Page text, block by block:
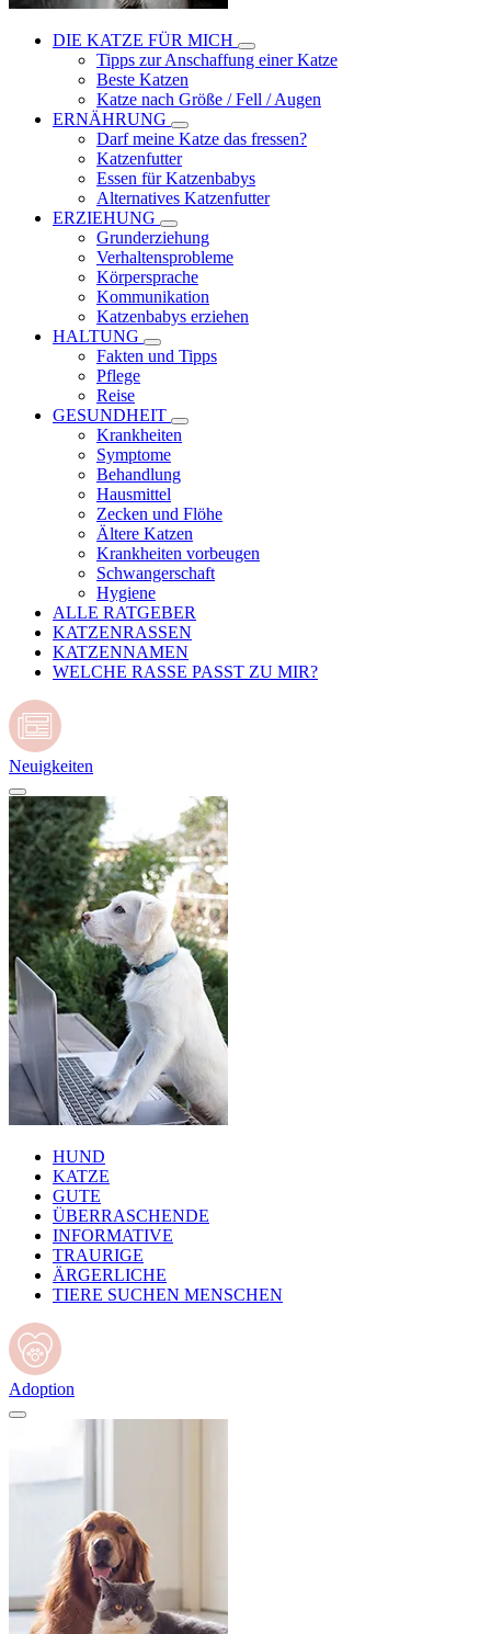
DIE KATZE FÜR MICH
Tipps zur Anschaffung einer Katze
Beste Katzen
Katze nach Größe / Fell / Augen
ERNÄHRUNG
Darf meine Katze das fressen?
Katzenfutter
Essen für Katzenbabys
Alternatives Katzenfutter
ERZIEHUNG
Grunderziehung
Verhaltensprobleme
Körpersprache
Kommunikation
Katzenbabys erziehen
HALTUNG
Fakten und Tipps
Pflege
Reise
GESUNDHEIT
Krankheiten
Symptome
Behandlung
Hausmittel
Zecken und Flöhe
Ältere Katzen
Krankheiten vorbeugen
Schwangerschaft
Hygiene
ALLE RATGEBER
KATZENRASSEN
KATZENNAMEN
WELCHE RASSE PASST ZU MIR?
Neuigkeiten
HUND
KATZE
GUTE
ÜBERRASCHENDE
INFORMATIVE
TRAURIGE
ÄRGERLICHE
TIERE SUCHEN MENSCHEN
Adoption